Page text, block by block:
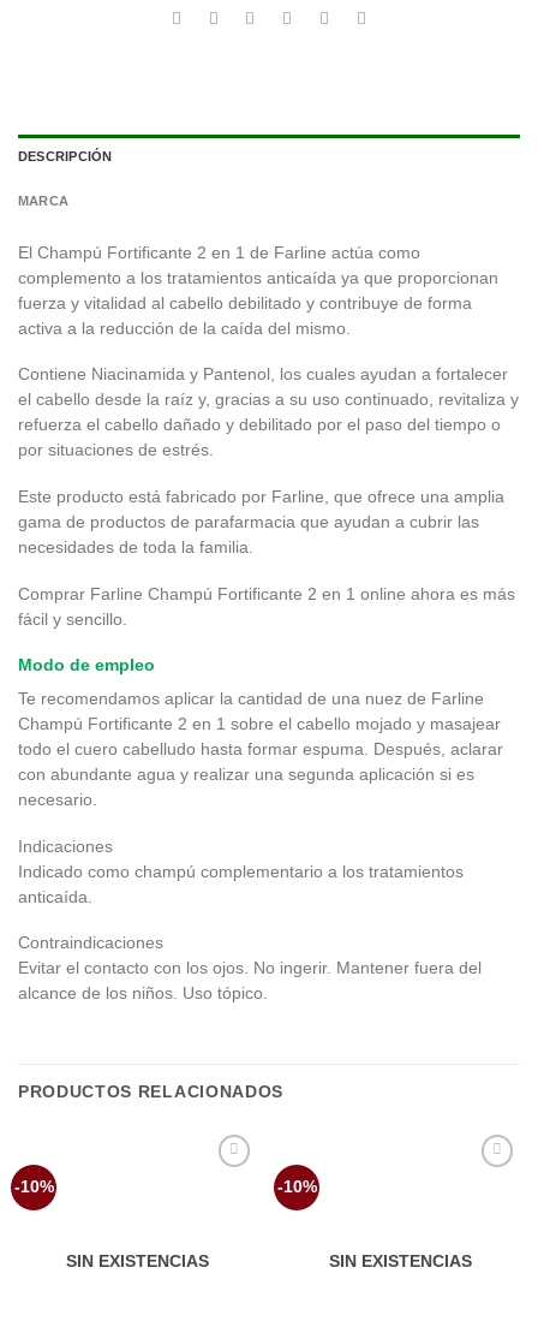
DESCRIPCIÓN
MARCA
El Champú Fortificante 2 en 1 de Farline actúa como
complemento a los tratamientos anticaída ya que proporcionan
fuerza y vitalidad al cabello debilitado y contribuye de forma
activa a la reducción de la caída del mismo.
Contiene Niacinamida y Pantenol, los cuales ayudan a fortalecer
el cabello desde la raíz y, gracias a su uso continuado, revitaliza y
refuerza el cabello dañado y debilitado por el paso del tiempo o
por situaciones de estrés.
Este producto está fabricado por Farline, que ofrece una amplia
gama de productos de parafarmacia que ayudan a cubrir las
necesidades de toda la familia.
Comprar Farline Champú Fortificante 2 en 1 online ahora es más
fácil y sencillo.
Modo de empleo
Te recomendamos aplicar la cantidad de una nuez de Farline
Champú Fortificante 2 en 1 sobre el cabello mojado y masajear
todo el cuero cabelludo hasta formar espuma. Después, aclarar
con abundante agua y realizar una segunda aplicación si es
necesario.
Indicaciones
Indicado como champú complementario a los tratamientos
anticaída.
Contraindicaciones
Evitar el contacto con los ojos. No ingerir. Mantener fuera del
alcance de los niños. Uso tópico.
PRODUCTOS RELACIONADOS
-10%
SIN EXISTENCIAS
-10%
SIN EXISTENCIAS